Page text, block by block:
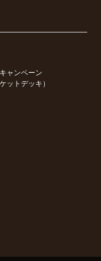
ャンペーン
ットデッキ）